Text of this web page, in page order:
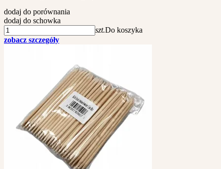
dodaj do porównania
dodaj do schowka
szt.Do koszyka
zobacz szczegóły